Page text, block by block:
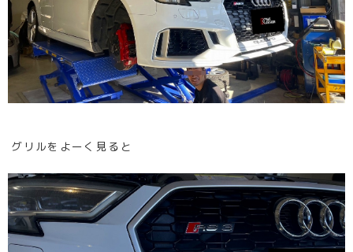
グリルをよーく見ると